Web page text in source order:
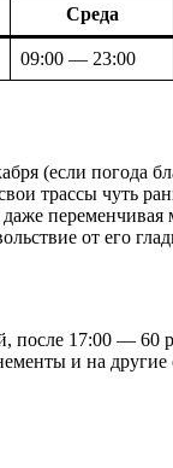
Среда
09:00 — 23:00
(если погода
трассы чуть
от его
после 17:00 — 60
и на